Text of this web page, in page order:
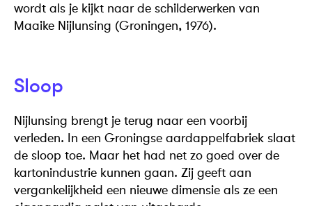
wordt als je kijkt naar de schilderwerken van
Maaike Nijlunsing (Groningen, 1976).
Sloop
Nijlunsing brengt je terug naar een voorbij
verleden. In een Groningse aardappelfabriek slaat
de sloop toe. Maar het had net zo goed over de
kartonindustrie kunnen gaan. Zij geeft aan
vergankelijkheid een nieuwe dimensie als ze een